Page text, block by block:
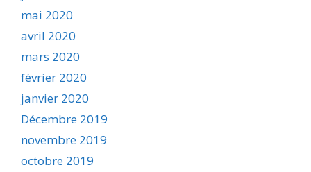
mai 2020
avril 2020
mars 2020
février 2020
janvier 2020
Décembre 2019
novembre 2019
octobre 2019